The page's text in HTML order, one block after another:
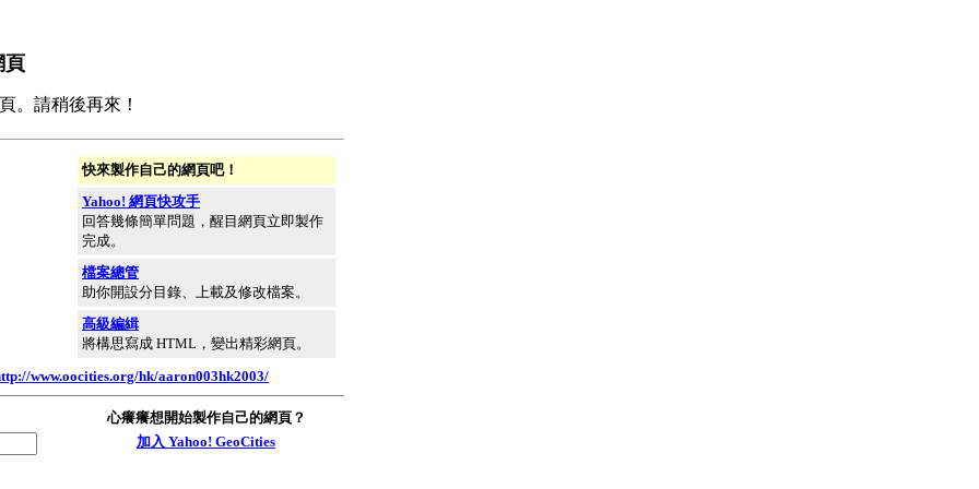
頁
。請稍後再來！
快來製作自己的網頁吧！
Yahoo! 網頁快攻手
回答幾條簡單問題，醒目網頁立即製作
完成。
檔案總管
助你開設分目錄、上載及修改檔案。
高級編緝
將構思寫成 HTML，變出精彩網頁。
www.oocities.org/hk/aaron003hk2003/
心癢癢想開始製作自己的網頁？
加入 Yahoo! GeoCities